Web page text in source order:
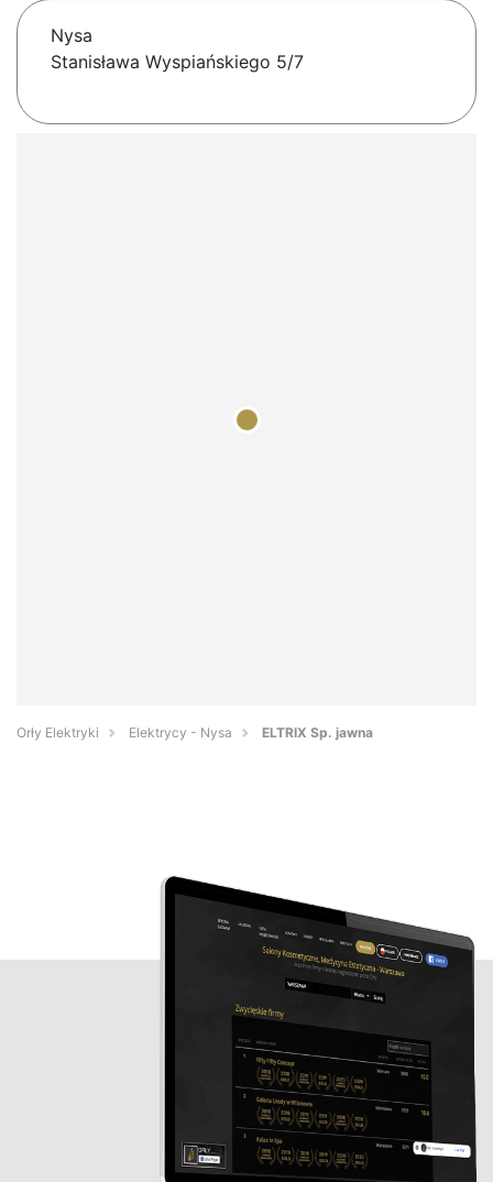
Nysa
Stanisława Wyspiańskiego 5/7
Orły Elektryki Elektrycy - Nysa ELTRIX Sp. jawna